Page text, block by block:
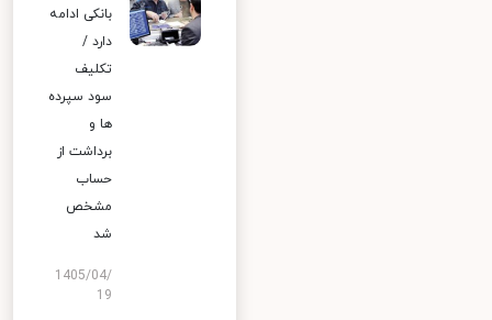
بانکی ادامه
دارد /
تکلیف
سود سپرده
ها و
برداشت از
حساب
مشخص
شد
1405/04/
19